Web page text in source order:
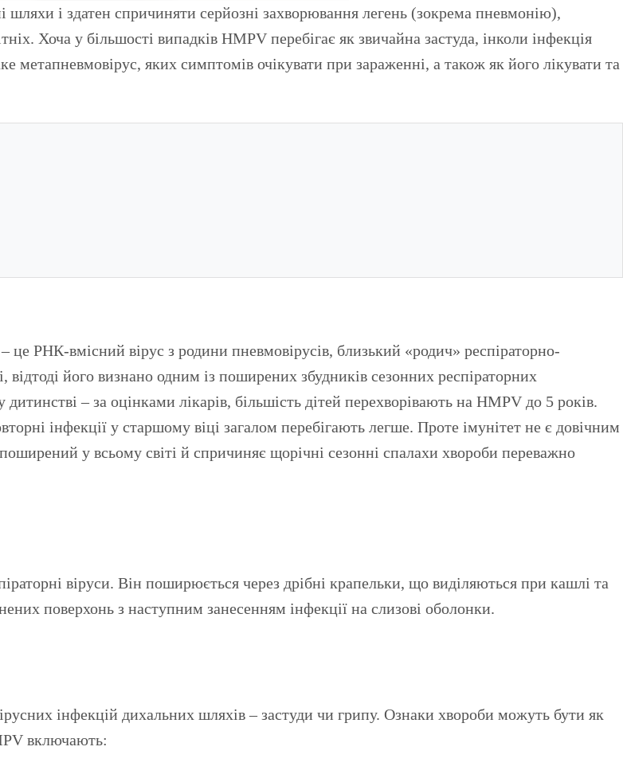
Хоча у більшості випадків HMPV перебігає як звичайна застуда, інколи інфекція
метапневмовірус, яких симптомів очікувати при зараженні, а також як його лікувати та
це РНК-вмісний вірус з родини пневмовірусів, близький «родич» респіраторно-
його визнано одним із поширених збудників сезонних респіраторних
– за оцінками лікарів, більшість дітей перехворівають на HMPV до 5 років.
інфекції у старшому віці загалом перебігають легше. Проте імунітет не є довічним
у всьому світі й спричиняє щорічні сезонні спалахи хвороби переважно
віруси. Він поширюється через дрібні крапельки, що виділяються при кашлі та
поверхонь з наступним занесенням інфекції на слизові оболонки.
інфекцій дихальних шляхів – застуди чи грипу. Ознаки хвороби можуть бути як
включають: